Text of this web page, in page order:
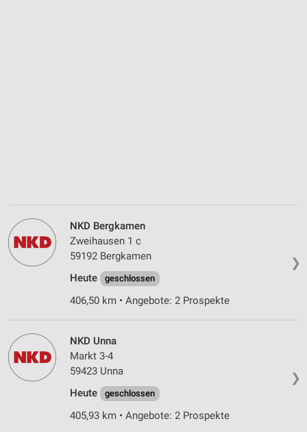
❯
NKD Bergkamen
Zweihausen 1 c
59192 Bergkamen
Heute
geschlossen
406,50 km • Angebote: 2 Prospekte
❯
NKD Unna
Markt 3-4
59423 Unna
Heute
geschlossen
405,93 km • Angebote: 2 Prospekte